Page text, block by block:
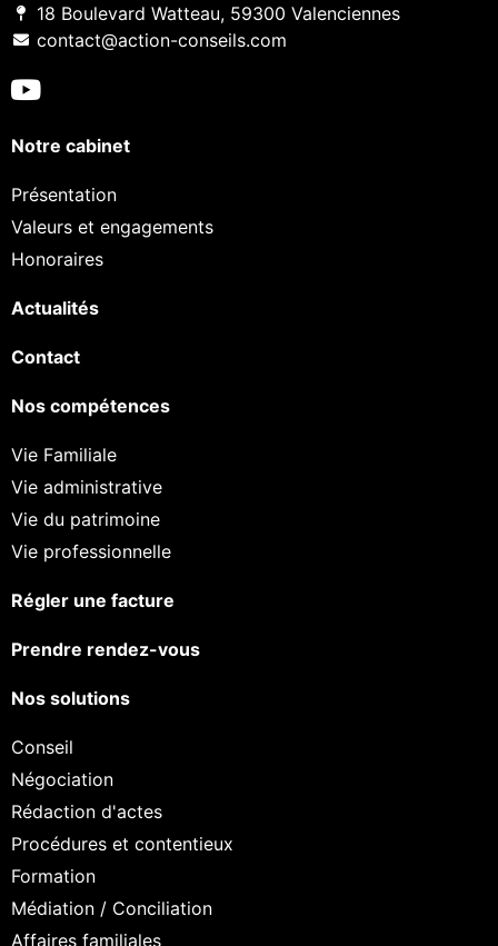
18 Boulevard Watteau, 59300 Valenciennes
contact@action-conseils.com
Notre cabinet
Présentation
Valeurs et engagements
Honoraires
Actualités
Contact
Nos compétences
Vie Familiale
Vie administrative
Vie du patrimoine
Vie professionnelle
Régler une facture
Prendre rendez-vous
Nos solutions
Conseil
Négociation
Rédaction d'actes
Procédures et contentieux
Formation
Médiation / Conciliation
Affaires familiales